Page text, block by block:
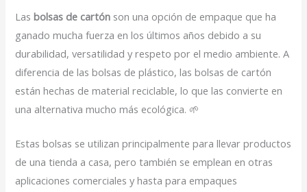
Lasbolsas de cartón son una opción de empaque que ha
ganado mucha fuerza en los últimos años debido a su
durabilidad, versatilidad y respeto por el medio ambiente. A
diferencia de las bolsas de plástico, las bolsas de cartón
están hechas de material reciclable, lo que las convierte en
una alternativa mucho más ecológica. 🌱
Estas bolsas se utilizan principalmente para llevar productos
de una tienda a casa, pero también se emplean en otras
aplicaciones comerciales y hasta para empaques